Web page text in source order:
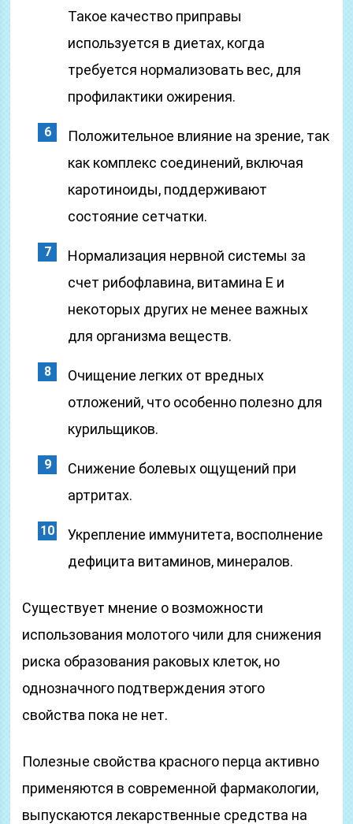
Такое качество приправы
используется в диетах, когда
требуется нормализовать вес, для
профилактики ожирения.
Положительное влияние на зрение, так
как комплекс соединений, включая
каротиноиды, поддерживают
состояние сетчатки.
Нормализация нервной системы за
счет рибофлавина, витамина Е и
некоторых других не менее важных
для организма веществ.
Очищение легких от вредных
отложений, что особенно полезно для
курильщиков.
Снижение болевых ощущений при
артритах.
Укрепление иммунитета, восполнение
дефицита витаминов, минералов.
Существует мнение о возможности
использования молотого чили для снижения
риска образования раковых клеток, но
однозначного подтверждения этого
свойства пока не нет.
Полезные свойства красного перца активно
применяются в современной фармакологии,
выпускаются лекарственные средства на